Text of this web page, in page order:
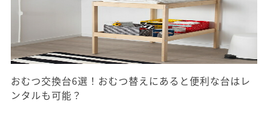
おむつ交換台6選！おむつ替えにあると便利な台はレ
ンタルも可能？